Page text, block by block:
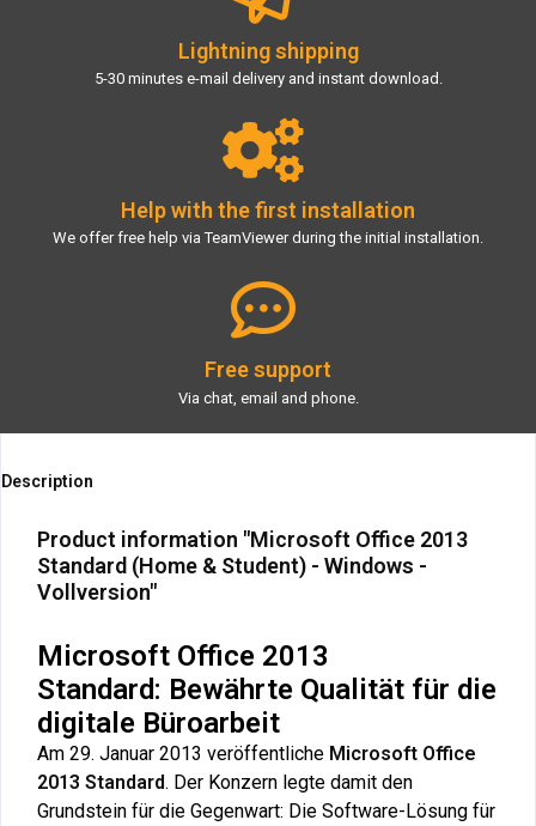
Lightning shipping
5-30 minutes e-mail delivery and instant download.
Help with the first installation
We offer free help via TeamViewer during the initial installation.
Free support
Via chat, email and phone.
Description
Product information "Microsoft Office 2013
Standard (Home & Student) - Windows -
Vollversion"
Microsoft Office 2013
Standard: Bewährte Qualität für die
digitale Büroarbeit
Am 29. Januar 2013 veröffentliche Microsoft Office
2013 Standard. Der Konzern legte damit den
Grundstein für die Gegenwart: Die Software-Lösung für